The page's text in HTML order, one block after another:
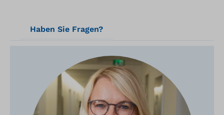
Haben Sie Fragen?